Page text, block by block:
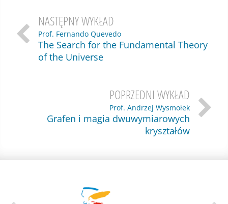
NASTĘPNY WYKŁAD
Prof. Fernando Quevedo
The Search for the Fundamental Theory
of the Universe
POPRZEDNI WYKŁAD
Prof. Andrzej Wysmołek
Grafen i magia dwuwymiarowych
kryształów